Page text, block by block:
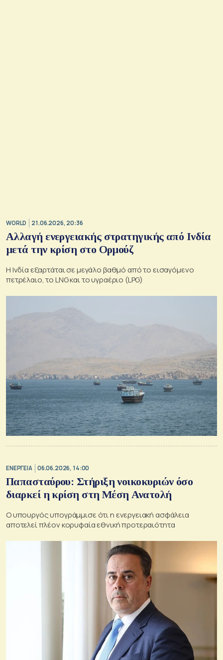
WORLD 21.06.2026, 20:36
Αλλαγή ενεργειακής στρατηγικής από Ινδία
μετά την κρίση στο Ορμούζ
Η Ινδία εξαρτάται σε μεγάλο βαθμό από το εισαγόμενο
πετρέλαιο, το LNG και το υγραέριο (LPG)
ΕΝΕΡΓΕΙΑ 06.06.2026, 14:00
Παπασταύρου: Στήριξη νοικοκυριών όσο
διαρκεί η κρίση στη Μέση Ανατολή
Ο υπουργός υπογράμμισε ότι η ενεργειακή ασφάλεια
αποτελεί πλέον κορυφαία εθνική προτεραιότητα